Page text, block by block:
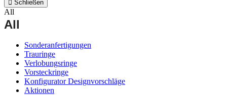
Schließen
All
All
Sonderanfertigungen
Trauringe
Verlobungsringe
Vorsteckringe
Konfigurator Designvorschläge
Aktionen